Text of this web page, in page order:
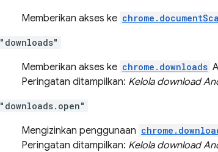
Memberikan akses ke
"downloads"
Memberikan akses ke chrome.downloads
Peringatan ditampilkan: Kelola download
"downloads.open"
Mengizinkan penggunaan
Peringatan ditampilkan: Kelola download